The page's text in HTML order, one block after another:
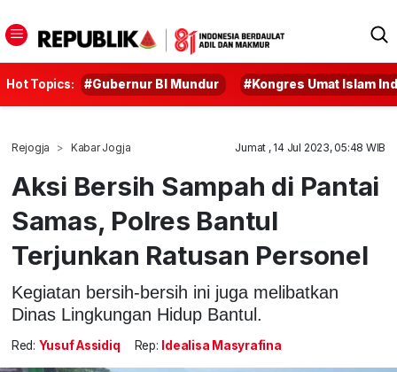
Hot Topics: #Gubernur BI Mundur #Kongres Umat Islam
Rejogja Kabar Jogja Jumat , 14 Jul 2023, 05:48 WIB
Aksi Bersih Sampah di Pantai
Samas, Polres Bantul
Terjunkan Ratusan Personel
Kegiatan bersih-bersih ini juga melibatkan
Dinas Lingkungan Hidup Bantul.
Red: Yusuf Assidiq Rep: Idealisa Masyrafina